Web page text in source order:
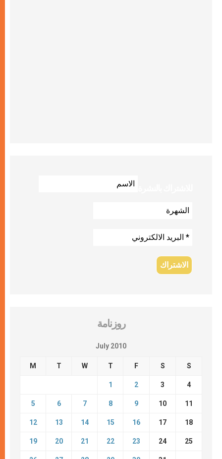
روزنامة
July 2010
M T W T F S S
1 2 3 4
5 6 7 8 9 10 11
12 13 14 15 16 17 18
19 20 21 22 23 24 25